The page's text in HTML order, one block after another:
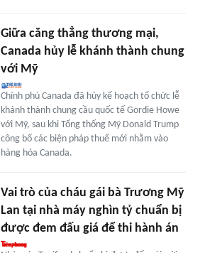
Giữa căng thẳng thương mại,
Canada hủy lễ khánh thành chung
với Mỹ
Chính phủ Canada đã hủy kế hoạch tổ chức lễ
khánh thành chung cầu quốc tế Gordie Howe
với Mỹ, sau khi Tổng thống Mỹ Donald Trump
công bố các biện pháp thuế mới nhằm vào
hàng hóa Canada.
Vai trò của cháu gái bà Trương Mỹ
Lan tại nhà máy nghìn tỷ chuẩn bị
được đem đấu giá để thi hành án